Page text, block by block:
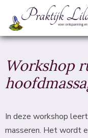
Workshop
In deze workshop
masseren. Het wordt